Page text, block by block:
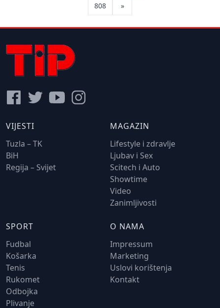
808 »
VIJESTI
Tuzla – TK
BiH
Regija – Svijet
MAGAZIN
Lifestyle i zdravlje
Ljubav i Sex
Scitech i Auto
Showtime
Video
Zanimljivosti
SPORT
Fudbal
Košarka
Tenis
Rukomet
Odbojka
Plivanje
O NAMA
Impressum
Marketing
Uslovi korištenja
Kontakt